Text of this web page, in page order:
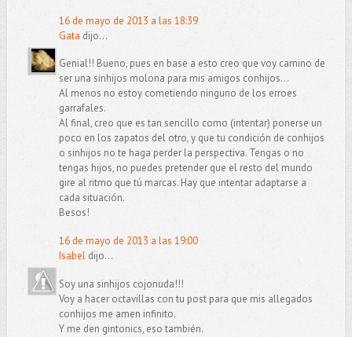
16 de mayo de 2013 a las 18:39
Gata dijo...
Genial!! Bueno, pues en base a esto creo que voy camino de
ser una sinhijos molona para mis amigos conhijos...
Al menos no estoy cometiendo ninguno de los erroes
garrafales.
Al final, creo que es tan sencillo como (intentar) ponerse un
poco en los zapatos del otro, y que tu condición de conhijos
o sinhijos no te haga perder la perspectiva. Tengas o no
tengas hijos, no puedes pretender que el resto del mundo
gire al ritmo que tú marcas. Hay que intentar adaptarse a
cada situación.
Besos!
16 de mayo de 2013 a las 19:00
Isabeldijo...
Soy una sinhijos cojonuda!!!
Voy a hacer octavillas con tu post para que mis allegados
conhijos me amen infinito.
Y me den gintonics, eso también.